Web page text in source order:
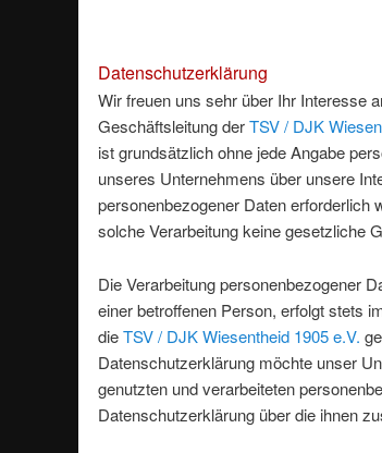
Datenschutzerklärung
Wir freuen uns sehr über Ihr Interesse
Geschäftsleitung derTSV / DJK
ist grundsätzlich ohne jede Angabe
unseres Unternehmens über unsere
personenbezogener Daten erforderlich
solche Verarbeitung keine gesetzliche
Die Verarbeitung personenbezogener
einer betroffenen Person, erfolgt stets
dieTSV / DJK Wiesentheid 1905 e.V.
Datenschutzerklärung möchte unser
genutzten und verarbeiteten
Datenschutzerklärung über die ihnen